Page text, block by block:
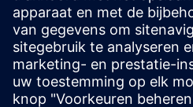
procesknooppunten en
van hulpbronnen en tapeout-
wordt beperkt.
Leer van experts